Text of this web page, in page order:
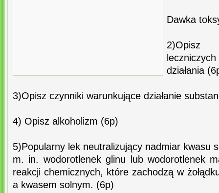
Dawka
2)Opisz
działania
3)Opisz czynniki warunkujące działanie
4) Opisz alkoholizm (6p)
5)Popularny lek neutralizujący nadmiar kwasu
m. in. wodorotlenek glinu lub wodorotlenek
reakcji chemicznych, które zachodzą w
a kwasem solnym. (6p)